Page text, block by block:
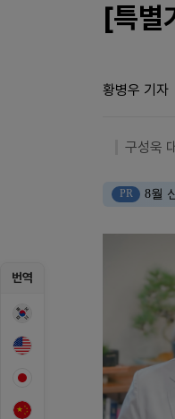
번역
[특별
황병우 기자
구성욱
PR 8월